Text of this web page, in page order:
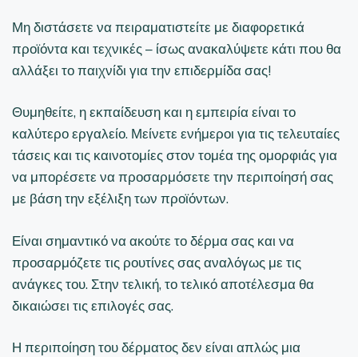
Μη διστάσετε να πειραματιστείτε με διαφορετικά
προϊόντα και τεχνικές – ίσως ανακαλύψετε κάτι που θα
αλλάξει το παιχνίδι για την επιδερμίδα σας!
Θυμηθείτε, η εκπαίδευση και η εμπειρία είναι το
καλύτερο εργαλείο. Μείνετε ενήμεροι για τις τελευταίες
τάσεις και τις καινοτομίες στον τομέα της ομορφιάς για
να μπορέσετε να προσαρμόσετε την περιποίησή σας
με βάση την εξέλιξη των προϊόντων.
Είναι σημαντικό να ακούτε το δέρμα σας και να
προσαρμόζετε τις ρουτίνες σας αναλόγως με τις
ανάγκες του. Στην τελική, το τελικό αποτέλεσμα θα
δικαιώσει τις επιλογές σας.
Η περιποίηση του δέρματος δεν είναι απλώς μια